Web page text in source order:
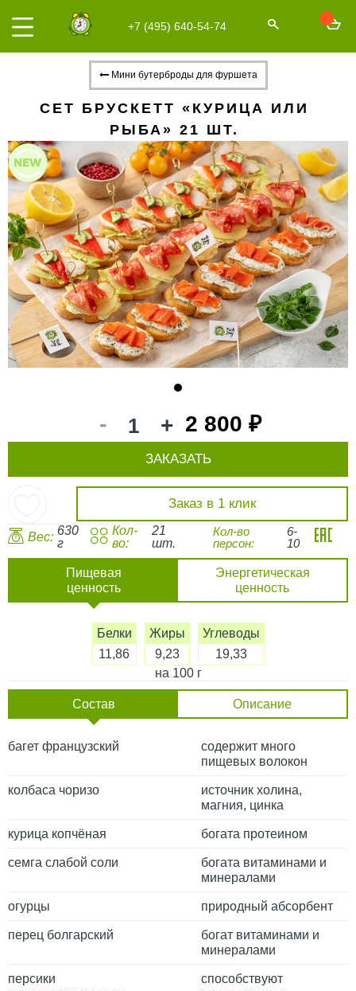
+7 (495) 640-54-74
Мини бутерброды для фуршета
СЕТ БРУСКЕТТ «КУРИЦА ИЛИ
РЫБА» 21 ШТ.
- + 2 800 ₽
Заказ в 1 клик
ЗАКАЗАТЬ
Вес: 630
г
Кол-
во:
21
шт.
Кол-во
персон:
6-
10
Пищевая
ценность
Энергетическая
ценность
Белки
11,86
Жиры
9,23
Углеводы
19,33
на 100 г
Состав Описание
багет французский
содержит много
пищевых волокон
колбаса чоризо
источник холина,
магния, цинка
курица копчёная богата протеином
семга слабой соли
богата витаминами и
минералами
огурцы природный абсорбент
перец болгарский
богат витаминами и
минералами
персики
способствуют